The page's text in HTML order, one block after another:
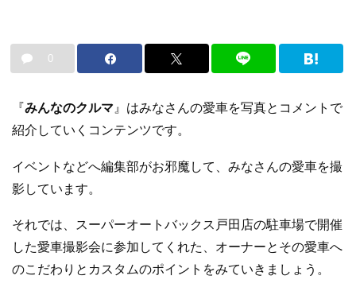
0
『みんなのクルマ 』はみなさんの愛車を写真とコメントで
紹介していくコンテンツです。
イベントなどへ編集部がお邪魔して、みなさんの愛車を撮
影しています。
それでは、スーパーオートバックス戸田店の駐車場で開催
した愛車撮影会に参加してくれた、オーナーとその愛車へ
のこだわりとカスタムのポイントをみていきましょう。